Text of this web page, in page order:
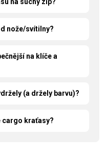
na suchý zip?
nože/svítilny?
na klíče a
(a držely barvu)?
cargo kraťasy?